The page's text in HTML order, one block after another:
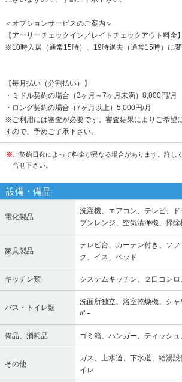
＜オプションサービスのご案内＞
【アーリーチェックイン／レイトチェックアウト料金
※10時入居（通常15時）、19時退去（通常15時）に変
【毎月払い（分割払い）】
・ミドル契約の場合（3ヶ月～7ヶ月未満）8,000円/月
・ロング契約の場合（7ヶ月以上）5,000円/月
※ご利用には審査が必要です。審査結果によりご希望
すので、予めご了承下さい。
※ ご契約日数によって料金が異なる場合があります。詳し
合せ下さい。
設備・備品
電化製品
洗濯機、エアコン、テレビ、
ブンレンジ、空気清浄機、掃
家具製品
テレビ台、カーテン付き、ソ
ク、イス、ベッド
キッチン類 システムキッチン、２口コンロ
バス・トイレ類
洗面所独立、浴室乾燥機、シャ
ﾊﾟｰ
備品、消耗品 ゴミ箱、ハンガー、ティッシュ
その他
ガス、上水道、下水道、給湯
イレ